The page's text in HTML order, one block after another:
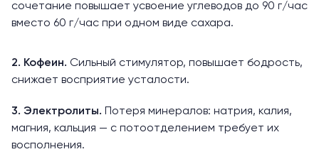
сочетание повышает усвоение углеводов до 90 г/час
вместо 60 г/час при одном виде сахара.
2. Кофеин. Сильный стимулятор, повышает бодрость,
снижает восприятие усталости.
3. Электролиты. Потеря минералов: натрия, калия,
магния, кальция — с потоотделением требует их
восполнения.